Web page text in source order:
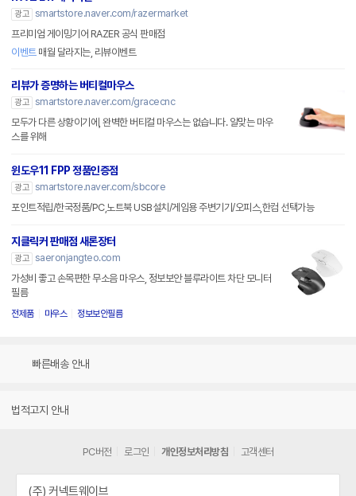
광고 smartstore.naver.com/razermarket
프리미엄 게이밍기어 RAZER 공식 판매점
이벤트매월 달라지는, 리뷰이벤트
리뷰가 증명하는 버티컬마우스
광고 smartstore.naver.com/gracecnc
모두가 다른 상황이기에, 완벽한 버티컬 마우스는 없습니다. 알맞는 마우
스를 위해
윈도우11 FPP 정품인증점
광고 smartstore.naver.com/sbcore
포인트적립/한국정품/PC,노트북 USB설치/게임용 주변기기/오피스,한컴 선택가능
지클릭커 판매점 새론장터
광고 saeronjangteo.com
가성비 좋고 손목편한 무소음 마우스, 정보보안 블루라이트 차단 모니터
필름
전제품 마우스 정보보안필름
빠른배송 안내
법적고지 안내
PC버전 로그인 개인정보처리방침 고객센터
(주) 커넥트웨이브